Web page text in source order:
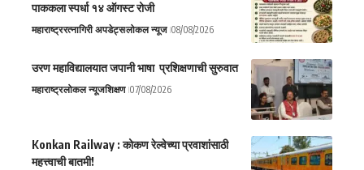
पाककला स्पर्धा १४ ऑगस्ट रोजी
महाराष्ट्ररत्नागिरी अपडेट्सलोकल न्यूज 08/08/2026
उरण महाविद्यालयात जपानी भाषा प्रशिक्षणाची सुरुवात
महाराष्ट्रलोकल न्यूजशिक्षण 07/08/2026
Konkan Railway : कोकण रेल्वेच्या प्रवाशांसाठी
महत्त्वाची बातमी!